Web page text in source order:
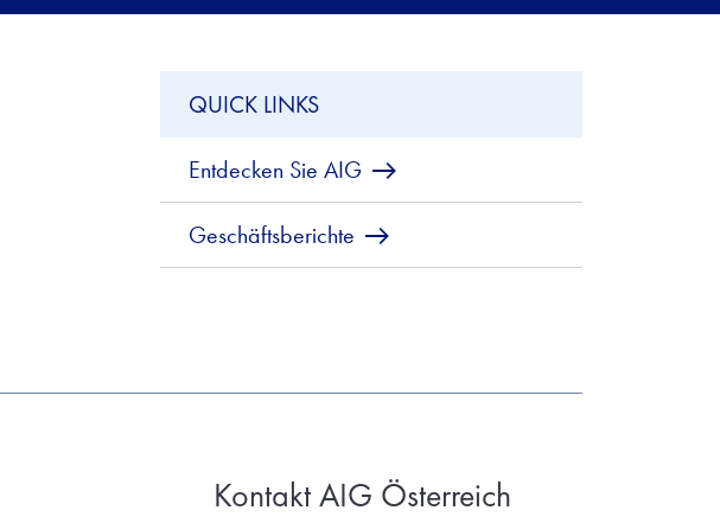
QUICK LINKS
Entdecken Sie AIG
Geschäftsberichte
Kontakt AIG Österreich